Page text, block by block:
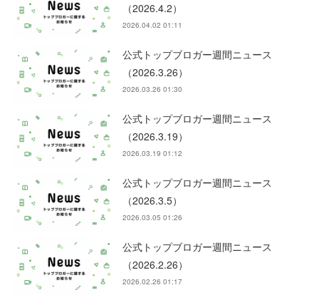
（2026.4.2）
2026.04.02 01:11
公式トップブロガー週間ニュース
（2026.3.26）
2026.03.26 01:30
公式トップブロガー週間ニュース
（2026.3.19）
2026.03.19 01:12
公式トップブロガー週間ニュース
（2026.3.5）
2026.03.05 01:26
公式トップブロガー週間ニュース
（2026.2.26）
2026.02.26 01:17